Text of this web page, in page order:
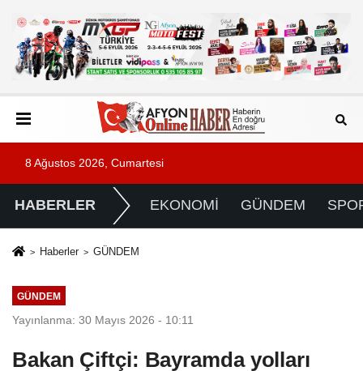
8 Ağustos 2026, Cumartesi
HABERLER EKONOMİ GÜNDEM
Haberler GÜNDEM
GÜNDEM
Yayınlanma: 30 Mayıs 2026 - 10:11
Bakan Çiftçi: Bayramda yolları